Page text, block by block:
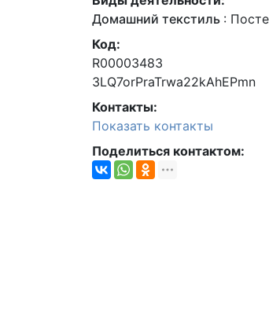
Домашний текстиль :
Код:
R00003483
3LQ7orPraTrwa22kAhEPmn
Контакты:
Показать контакты
Поделиться контактом: